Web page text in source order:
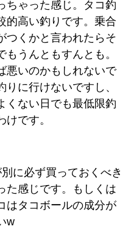
ちゃった感じ。タコ釣
的高い釣りです。乗合
つくかと言われたらそ
うんともすんとも。
悪いのかもしれないで
に行けないですし、
くない日でも最低限釣
です。
に必ず買っておくべき
た感じです。もしくは
はタコボールの成分が
w